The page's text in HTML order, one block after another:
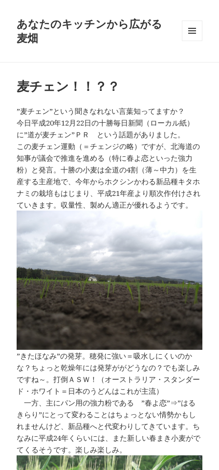
あなたのキッチンから広がる
麦畑
麦チェン！！？？
”麦チェン”という聞きなれない言葉知ってますか？
今日平成20年12月22日の十勝毎日新聞（ローカル紙）
に”道が麦チェン”ＰＲ という話題がありました。
この麦チェン運動（＝チェンジの略）ですが、北海道の
知事が議会で推進を進める（特に春よ恋といった強力
粉）と発言。十勝の小麦は全道の4割（薄～中力）を生
産する主産地で、今年からホクシンかわる新品種キタホ
ナミの栽培もはじまり、平成21年産より順次作付けされ
ていきます。収量性、製めん適正が優れるようです。
”きたほなみ”の発芽。穂発に強い＝吸水しにくいのか
な？ちょっと乾燥年には発芽ががどうなの？でも楽しみ
ですね～。打倒ＡＳＷ！（オーストラリア・スタンダー
ド・ホワイト＝日本のうどんはこれが主流）
一方、主にパン用の強力粉である ”春よ恋”⇒”はる
きらり”にとって変わることはちょっとない情勢かもし
れませんけど、新品種へと代変わりしてきています。ち
なみに平成24年くらいには、また新しい春まき小麦がで
てくるそうです。楽しみ楽しみ。